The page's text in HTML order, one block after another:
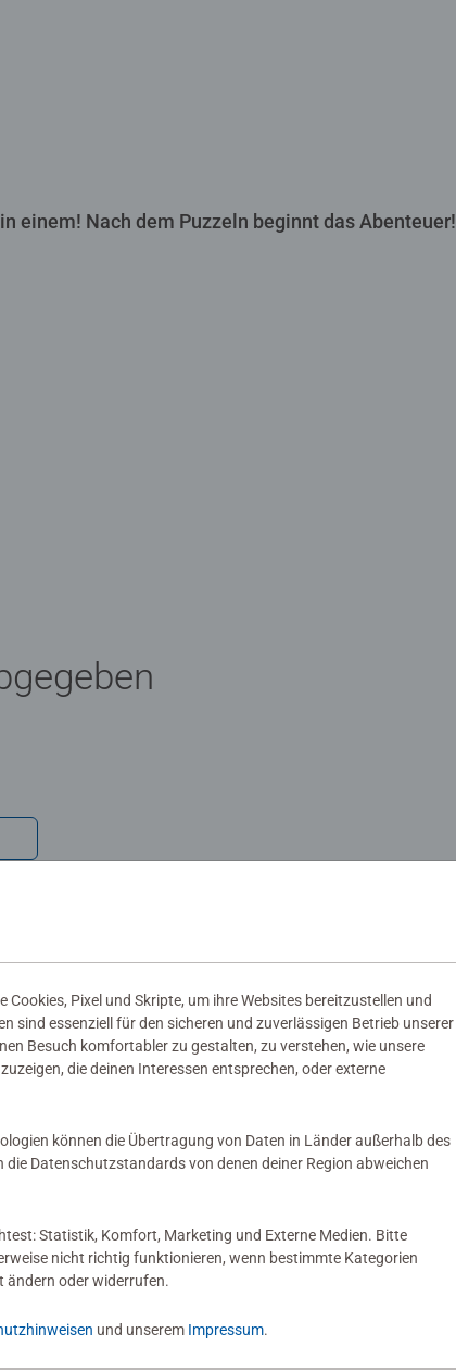
einem! Nach dem Puzzeln beginnt das Abenteuer!
Pixel und Skripte, um ihre Websites bereitzustellen und
sind essenziell für den sicheren und zuverlässigen Betrieb unserer
Besuch komfortabler zu gestalten, zu verstehen, wie unsere
die deinen Interessen entsprechen, oder externe
können die Übertragung von Daten in Länder außerhalb des
Datenschutzstandards von denen deiner Region abweichen
Statistik, Komfort, Marketing und Externe Medien. Bitte
nicht richtig funktionieren, wenn bestimmte Kategorien
ändern oder widerrufen.
und unserem Impressum.